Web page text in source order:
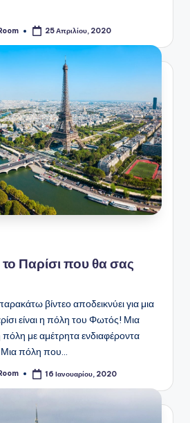
25 Απριλίου, 2020
το Παρίσι που θα σας
βίντεο αποδεικνύει για μια
είναι η πόλη του Φωτός! Μια
πόλη με αμέτρητα ενδιαφέροντα
Μια πόλη που…
16 Ιανουαρίου, 2020